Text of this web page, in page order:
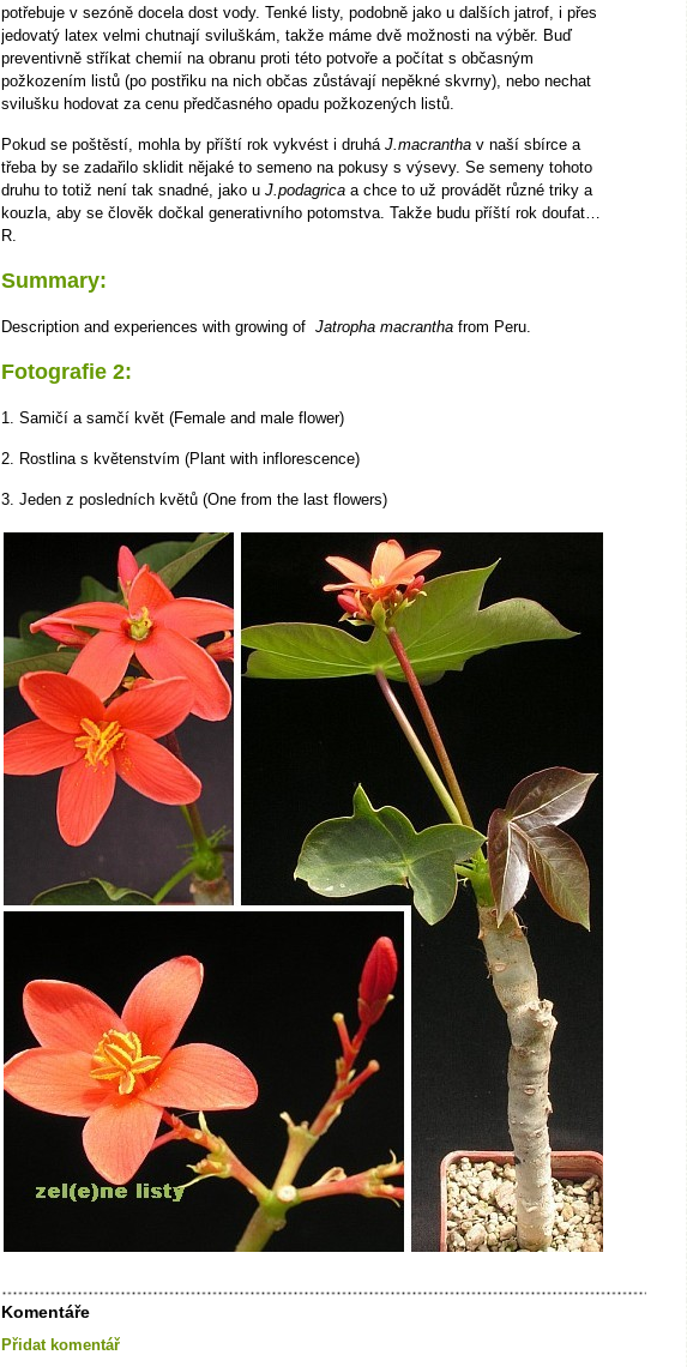
potřebuje v sezóně docela dost vody. Tenké listy, podobně jako u dalších jatrof, i přes
jedovatý latex velmi chutnají sviluškám, takže máme dvě možnosti na výběr. Buď
preventivně stříkat chemií na obranu proti této potvoře a počítat s občasným
požkozením listů (po postřiku na nich občas zůstávají nepěkné skvrny), nebo nechat
svilušku hodovat za cenu předčasného opadu požkozených listů.
Pokud se poštěstí, mohla by příští rok vykvést i druhá J.macrantha v naší sbírce a
třeba by se zadařilo sklidit nějaké to semeno na pokusy s výsevy. Se semeny tohoto
druhu to totiž není tak snadné, jako u J.podagrica a chce to už provádět různé triky a
kouzla, aby se člověk dočkal generativního potomstva. Takže budu příští rok doufat…
R.
Summary:
Description and experiences with growing of Jatropha macrantha from Peru.
Fotografie 2:
1. Samičí a samčí květ (Female and male flower)
2. Rostlina s květenstvím (Plant with inflorescence)
3. Jeden z posledních květů (One from the last flowers)
Komentáře
Přidat komentář